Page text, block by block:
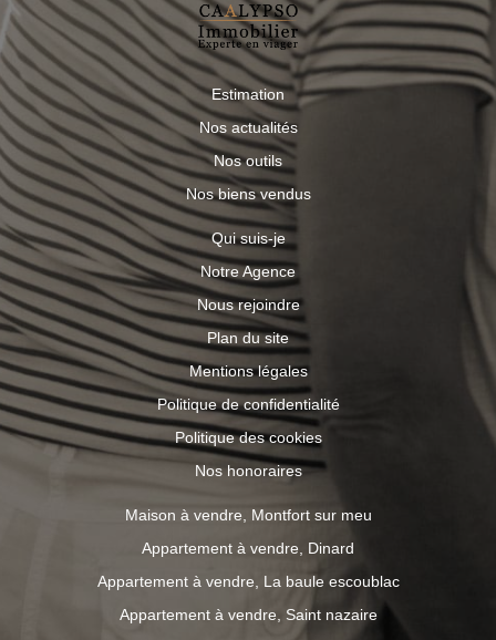
Estimation
Nos actualités
Nos outils
Nos biens vendus
Qui suis-je
Notre Agence
Nous rejoindre
Plan du site
Mentions légales
Politique de confidentialité
Politique des cookies
Nos honoraires
Maison à vendre, Montfort sur meu
Appartement à vendre, Dinard
Appartement à vendre, La baule escoublac
Appartement à vendre, Saint nazaire